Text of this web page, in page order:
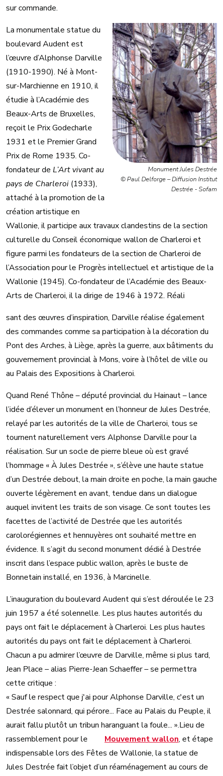
sur commande.
Monument Jules Destrée
© Paul Delforge – Diffusion Institut
Destrée - Sofam
La monumentale statue du
boulevard Audent est
l’œuvre d’Alphonse Darville
(1910-1990). Né à Mont-
sur-Marchienne en 1910, il
étudie à l’Académie des
Beaux-Arts de Bruxelles,
reçoit le Prix Godecharle
1931 et le Premier Grand
Prix de Rome 1935. Co-
fondateur de L’Art vivant au
pays de Charleroi (1933),
attaché à la promotion de la
création artistique en
Wallonie, il participe aux travaux clandestins de la section
culturelle du Conseil économique wallon de Charleroi et
figure parmi les fondateurs de la section de Charleroi de
l’Association pour le Progrès intellectuel et artistique de la
Wallonie (1945). Co-fondateur de l’Académie des Beaux-
Arts de Charleroi, il la dirige de 1946 à 1972. Réali
sant des œuvres d’inspiration, Darville réalise également
des commandes comme sa participation à la décoration du
Pont des Arches, à Liège, après la guerre, aux bâtiments du
gouvernement provincial à Mons, voire à l’hôtel de ville ou
au Palais des Expositions à Charleroi.
Quand René Thône – député provincial du Hainaut – lance
l’idée d’élever un monument en l’honneur de Jules Destrée,
relayé par les autorités de la ville de Charleroi, tous se
tournent naturellement vers Alphonse Darville pour la
réalisation. Sur un socle de pierre bleue où est gravé
l’hommage « À Jules Destrée », s’élève une haute statue
d’un Destrée debout, la main droite en poche, la main gauche
ouverte légèrement en avant, tendue dans un dialogue
auquel invitent les traits de son visage. Ce sont toutes les
facettes de l’activité de Destrée que les autorités
carolorégiennes et hennuyères ont souhaité mettre en
évidence. Il s’agit du second monument dédié à Destrée
inscrit dans l’espace public wallon, après le buste de
Bonnetain installé, en 1936, à Marcinelle.
L’inauguration du boulevard Audent qui s’est déroulée le 23
juin 1957 a été solennelle. Les plus hautes autorités du
pays ont fait le déplacement à Charleroi. Les plus hautes
autorités du pays ont fait le déplacement à Charleroi.
Chacun a pu admirer l’œuvre de Darville, même si plus tard,
Jean Place – alias Pierre-Jean Schaeffer – se permettra
cette critique :
« Sauf le respect que j'ai pour Alphonse Darville, c'est un
Destrée salonnard, qui pérore... Face au Palais du Peuple, il
aurait fallu plutôt un tribun haranguant la foule... ».Lieu de
rassemblement pour le
Mouvement wallon, et étape
indispensable lors des Fêtes de Wallonie, la statue de
Jules Destrée fait l’objet d’un réaménagement au cours de